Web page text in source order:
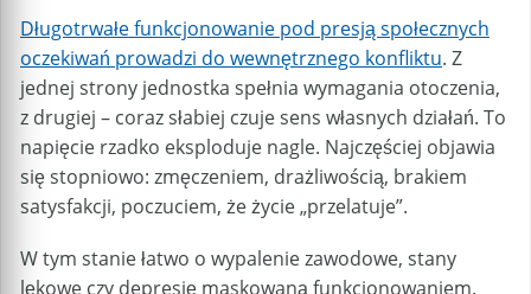
Długotrwałe funkcjonowanie pod presją społecznych
oczekiwań prowadzi do wewnętrznego konfliktu. Z
jednej strony jednostka spełnia wymagania otoczenia,
z drugiej – coraz słabiej czuje sens własnych działań. To
napięcie rzadko eksploduje nagle. Najczęściej objawia
się stopniowo: zmęczeniem, drażliwością, brakiem
satysfakcji, poczuciem, że życie „przelatuje”.
W tym stanie łatwo o wypalenie zawodowe, stany
lękowe czy depresję maskowaną funkcjonowaniem.